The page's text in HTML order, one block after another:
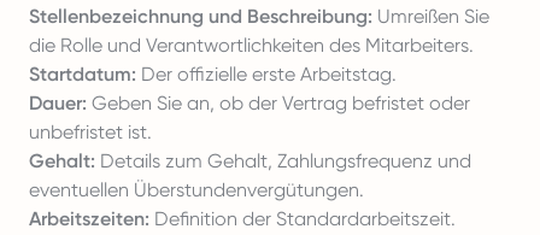
Stellenbezeichnung und Beschreibung: Umreißen Sie
die Rolle und Verantwortlichkeiten des Mitarbeiters.
Startdatum: Der offizielle erste Arbeitstag.
Dauer: Geben Sie an, ob der Vertrag befristet oder
unbefristet ist.
Gehalt: Details zum Gehalt, Zahlungsfrequenz und
eventuellen Überstundenvergütungen.
Arbeitszeiten: Definition der Standardarbeitszeit.